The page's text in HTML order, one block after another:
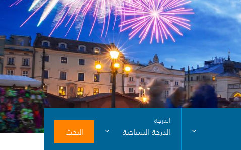
الدرجة
الدرجة السياحية البحث